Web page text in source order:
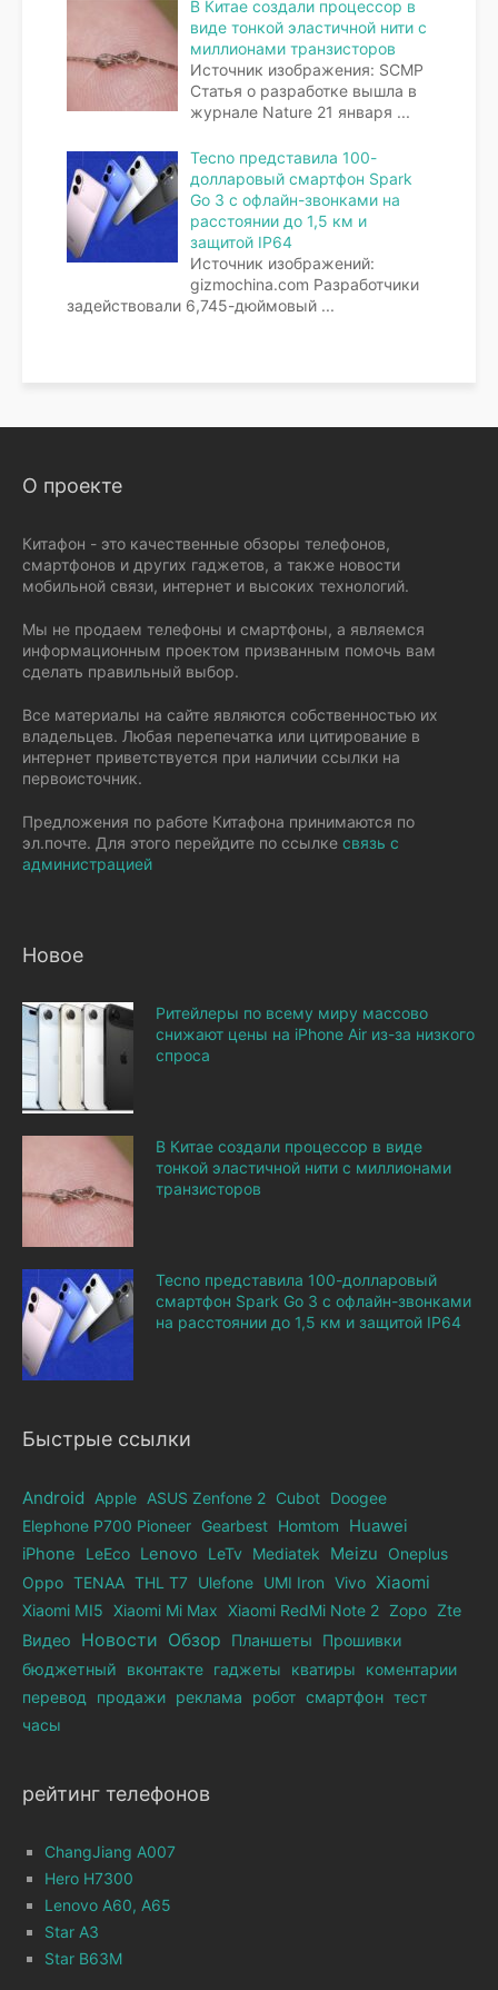
В Китае создали процессор в
виде тонкой эластичной нити с
миллионами транзисторов
Источник изображения: SCMP
Статья о разработке вышла в
журнале Nature 21 января ...
Tecno представила 100-
долларовый смартфон Spark
Go 3 с офлайн-звонками на
расстоянии до 1,5 км и
защитой IP64
Источник изображений:
gizmochina.com Разработчики
задействовали 6,745-дюймовый ...
О проекте
Китафон - это качественные обзоры телефонов,
смартфонов и других гаджетов, а также новости
мобильной связи, интернет и высоких технологий.
Мы не продаем телефоны и смартфоны, а являемся
информационным проектом призванным помочь вам
сделать правильный выбор.
Все материалы на сайте являются собственностью их
владельцев. Любая перепечатка или цитирование в
интернет приветствуется при наличии ссылки на
первоисточник.
Предложения по работе Китафона принимаются по
эл.почте. Для этого перейдите по ссылке связь с
администрацией
Новое
Ритейлеры по всему миру массово
снижают цены на iPhone Air из-за низкого
спроса
В Китае создали процессор в виде
тонкой эластичной нити с миллионами
транзисторов
Tecno представила 100-долларовый
смартфон Spark Go 3 с офлайн-звонками
на расстоянии до 1,5 км и защитой IP64
Быстрые ссылки
Android Apple ASUS Zenfone 2 Cubot Doogee
Elephone Р700 Pioneer Gearbest Homtom
Huawei
iPhone
LeEco Lenovo LeTv Mediatek Meizu
Oneplus
Oppo TENAA THL T7 Ulefone UMI Iron Vivo Xiaomi
Xiaomi MI5 Xiaomi Mi Max Xiaomi RedMi Note 2 Zopo Zte
Видео Новости Обзор Планшеты
Прошивки
бюджетный
вконтакте гаджеты кватиры
коментарии
перевод
продажи реклама робот смартфон тест
часы
рейтинг телефонов
ChangJiang A007
Hero H7300
Lenovo A60, A65
Star A3
Star B63M